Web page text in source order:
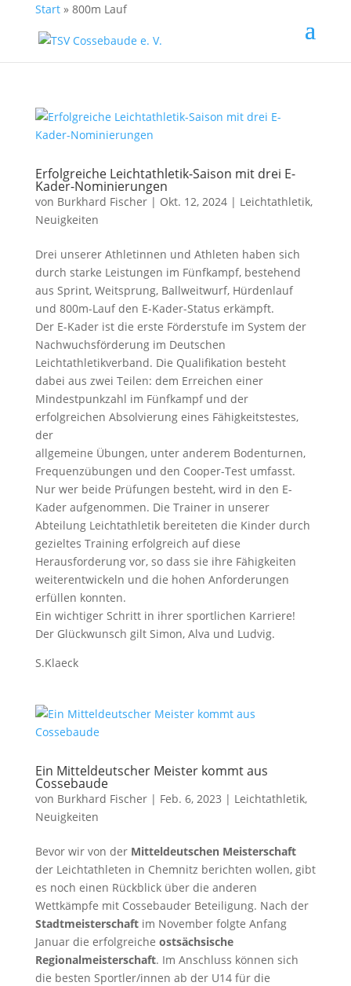
Start» 800m Lauf
Erfolgreiche Leichtathletik-Saison mit drei E-
Kader-Nominierungen
von Burkhard Fischer| Okt. 12, 2024 | Leichtathletik,
Neuigkeiten
Drei unserer Athletinnen und Athleten haben sich
durch starke Leistungen im Fünfkampf, bestehend
aus Sprint, Weitsprung, Ballweitwurf, Hürdenlauf
und 800m-Lauf den E-Kader-Status erkämpft.
Der E-Kader ist die erste Förderstufe im System der
Nachwuchsförderung im Deutschen
Leichtathletikverband. Die Qualifikation besteht
dabei aus zwei Teilen: dem Erreichen einer
Mindestpunkzahl im Fünfkampf und der
erfolgreichen Absolvierung eines Fähigkeitstestes,
der
allgemeine Übungen, unter anderem Bodenturnen,
Frequenzübungen und den Cooper-Test umfasst.
Nur wer beide Prüfungen besteht, wird in den E-
Kader aufgenommen. Die Trainer in unserer
Abteilung Leichtathletik bereiteten die Kinder durch
gezieltes Training erfolgreich auf diese
Herausforderung vor, so dass sie ihre Fähigkeiten
weiterentwickeln und die hohen Anforderungen
erfüllen konnten.
Ein wichtiger Schritt in ihrer sportlichen Karriere!
Der Glückwunsch gilt Simon, Alva und Ludvig.
S.Klaeck
Ein Mitteldeutscher Meister kommt aus
Cossebaude
von Burkhard Fischer| Feb. 6, 2023 | Leichtathletik,
Neuigkeiten
Bevor wir von der Mitteldeutschen Meisterschaft
der Leichtathleten in Chemnitz berichten wollen, gibt
es noch einen Rückblick über die anderen
Wettkämpfe mit Cossebauder Beteiligung. Nach der
Stadtmeisterschaftim November folgte Anfang
Januar die erfolgreiche ostsächsische
Regionalmeisterschaft. Im Anschluss können sich
die besten Sportler/innen ab der U14 für die